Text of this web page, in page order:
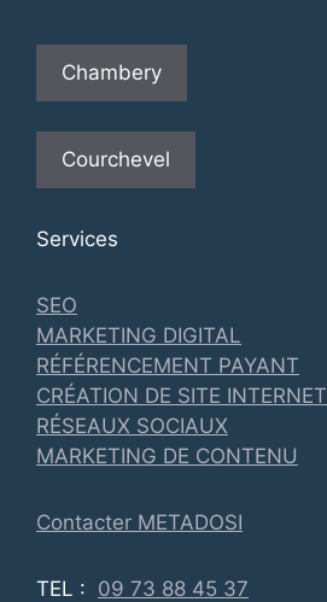
Chambery
Courchevel
Services
SEO
MARKETING DIGITAL
RÉFÉRENCEMENT PAYANT
CRÉATION DE SITE INTERNET
RÉSEAUX SOCIAUX
MARKETING DE CONTENU
Contacter METADOSI
TEL : 09 73 88 45 37